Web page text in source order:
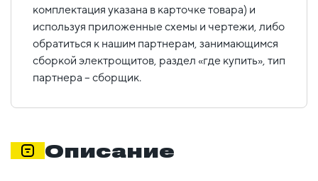
комплектация указана в карточке товара) и
используя приложенные схемы и чертежи, либо
обратиться к нашим партнерам, занимающимся
сборкой электрощитов, раздел «где купить», тип
партнера – сборщик.
Описание